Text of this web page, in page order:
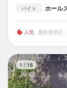
バイト ホール
人気 最終更新日
1 / 16